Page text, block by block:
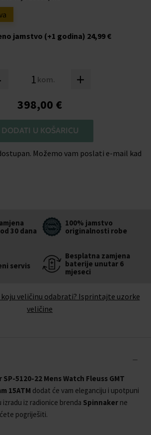
jamstvo (+1 godina) 24,99 €
kom. +
398,00 €
DODATI U KOŠARICU
Možemo vam poslati e-mail kad
30 dana
100% jamstvo
originalnosti robe
servis
Besplatna zamjena
baterije unutar 6
mjeseci
veličinu odabrati? Isprintajte uzorke
veličine
5120-22 Mens Watch Fleuss GMT
15ATM dodat će vam eleganciju i upotpuni
iz radionice brenda Spinnaker ne
pogriješiti.